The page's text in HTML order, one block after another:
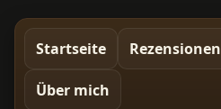
Startseite Rezensionen
Über mich